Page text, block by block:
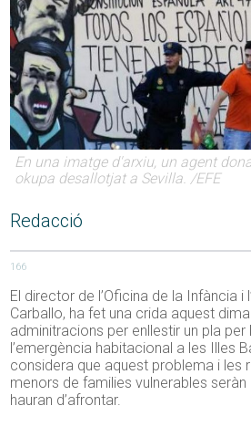
En una imatge d'arxiu, un agent
okupa desallotjat a Sevilla. /EFE
Redacció
166
El director de l’Oficina de la Infància i
Carballo, ha fet una crida aquest
adminitracions per enllestir un pla per
l’emergència habitacional a les Illes
considera que aquest problema i les
menors de families vulnerables
hauran d’afrontar.